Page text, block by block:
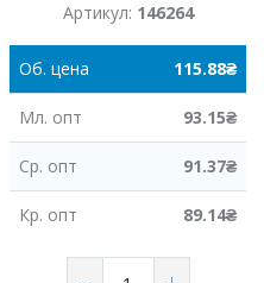
Артикул: 146264
Об. цена 115.88₴
Мл. опт 93.15₴
Ср. опт 91.37₴
Кр. опт 89.14₴